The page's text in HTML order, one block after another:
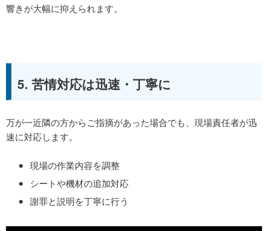
響きが大幅に抑えられます。
5. 苦情対応は迅速・丁寧に
万が一近隣の方からご指摘があった場合でも、現場責任者が迅
速に対応します。
現場の作業内容を調整
シートや機材の追加対応
謝罪と説明を丁寧に行う